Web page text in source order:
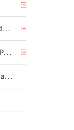
+
Papel de Parede Para Quarto de Bebê +
Paper Land | Loja de Papel de Parede | São Paulo +
Persiana Horizontal | Persiana Vertical